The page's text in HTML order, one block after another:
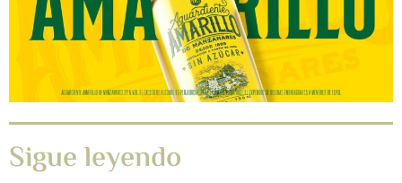
Sigue leyendo